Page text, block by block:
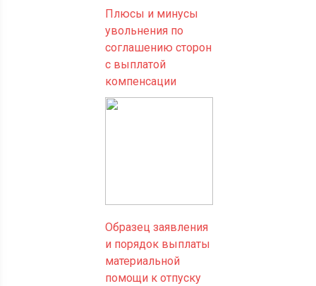
Плюсы и минусы
увольнения по
соглашению сторон
с выплатой
компенсации
Образец заявления
и порядок выплаты
материальной
помощи к отпуску